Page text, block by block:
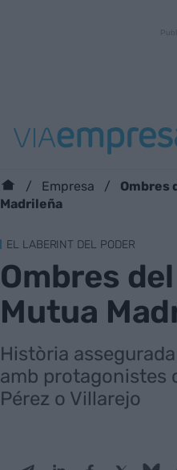
Empresa
Ombres
Madrileña
EL LABERINT DEL PODER
Ombres
Mutua
Història
amb protagonistes
Pérez o Villarejo